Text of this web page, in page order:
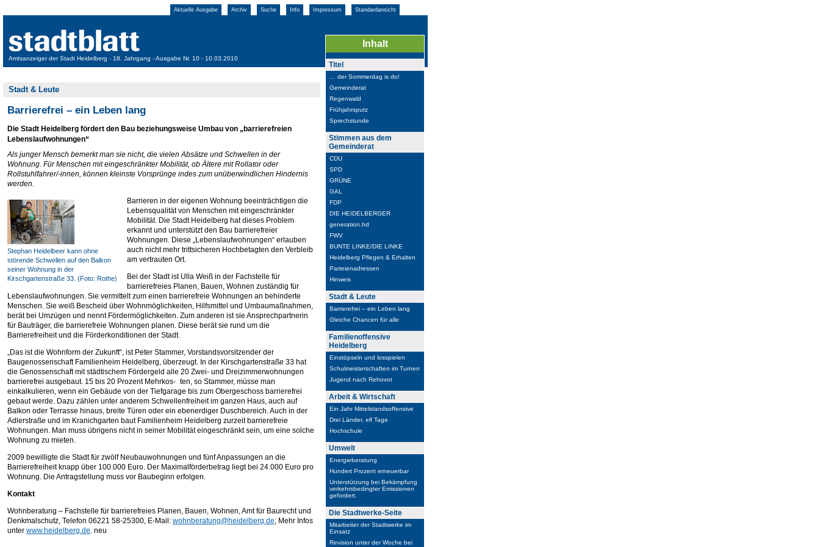
Aktuelle Ausgabe Archiv Suche Info Impressum Standardansicht
Amtsanzeiger der Stadt Heidelberg - 18. Jahrgang - Ausgabe Nr. 10 - 10.03.2010
Stadt & Leute
Barrierefrei – ein Leben lang
Die Stadt Heidelberg fördert den Bau beziehungsweise Umbau von „barrierefreien
Lebenslaufwohnungen“
Als junger Mensch bemerkt man sie nicht, die vielen Absätze und Schwellen in der
Wohnung. Für Menschen mit eingeschränkter Mobilität, ob Ältere mit Rollator oder
Rollstuhlfahrer/-innen, können kleinste Vorsprünge indes zum unüberwindlichen Hindernis
werden.
Stephan Heidelbeer kann ohne
störende Schwellen auf den Balkon
seiner Wohnung in der
Kirschgartenstraße 33. (Foto: Rothe)
Barrieren in der eigenen Wohnung beeinträchtigen die
Lebensqualität von Menschen mit eingeschränkter
Mobilität. Die Stadt Heidelberg hat dieses Problem
erkannt und unterstützt den Bau barrierefreier
Wohnungen. Diese „Lebenslaufwohnungen“ erlauben
auch nicht mehr trittsicheren Hochbetagten den Verbleib
am vertrauten Ort.
Bei der Stadt ist Ulla Weiß in der Fachstelle für
barrierefreies Planen, Bauen, Wohnen zuständig für
Lebenslaufwohnungen. Sie vermittelt zum einen barrierefreie Wohnungen an behinderte
Menschen. Sie weiß Bescheid über Wohnmöglichkeiten, Hilfsmittel und Umbaumaßnahmen,
berät bei Umzügen und nennt Fördermöglichkeiten. Zum anderen ist sie Ansprechpartnerin
für Bauträger, die barrierefreie Wohnungen planen. Diese berät sie rund um die
Barrierefreiheit und die Förderkonditionen der Stadt.
„Das ist die Wohnform der Zukunft“, ist Peter Stammer, Vorstandsvorsitzender der
Baugenossenschaft Familienheim Heidelberg, überzeugt. In der Kirschgartenstraße 33 hat
die Genossenschaft mit städtischem Fördergeld alle 20 Zwei- und Dreizimmerwohnungen
barrierefrei ausgebaut. 15 bis 20 Prozent Mehrkos- ten, so Stammer, müsse man
einkalkulieren, wenn ein Gebäude von der Tiefgarage bis zum Obergeschoss barrierefrei
gebaut werde. Dazu zählen unter anderem Schwellenfreiheit im ganzen Haus, auch auf
Balkon oder Terrasse hinaus, breite Türen oder ein ebenerdiger Duschbereich. Auch in der
Adlerstraße und im Kranichgarten baut Familienheim Heidelberg zurzeit barrierefreie
Wohnungen. Man muss übrigens nicht in seiner Mobilität eingeschränkt sein, um eine solche
Wohnung zu mieten.
2009 bewilligte die Stadt für zwölf Neubauwohnungen und fünf Anpassungen an die
Barrierefreiheit knapp über 100.000 Euro. Der Maximalförderbetrag liegt bei 24.000 Euro pro
Wohnung. Die Antragstellung muss vor Baubeginn erfolgen.
Kontakt
Wohnberatung – Fachstelle für barrierefreies Planen, Bauen, Wohnen, Amt für Baurecht und
Denkmalschutz, Telefon 06221 58-25300, E-Mail: wohnberatung@heidelberg.de; Mehr Infos
unter www.heidelberg.de. neu
Inhalt
Titel
… der Sommerdag is do!
Gemeinderat
Regenwald
Frühjahrsputz
Sprechstunde
Stimmen aus dem
Gemeinderat
CDU
SPD
GRÜNE
GAL
FDP
DIE HEIDELBERGER
generation.hd
FWV
BUNTE LINKE/DIE LINKE
Heidelberg Pflegen & Erhalten
Parteienadressen
Hinweis
Stadt & Leute
Barrierefrei – ein Leben lang
Gleiche Chancen für alle
Familienoffensive
Heidelberg
Einstöpseln und losspielen
Schulmeisterschaften im Turnen
Jugend nach Rehovot
Arbeit & Wirtschaft
Ein Jahr Mittelstandsoffensive
Drei Länder, elf Tage
Hochschule
Umwelt
Energieberatung
Hundert Prozent erneuerbar
Unterstützung bei Bekämpfung
verkehrsbedingter Emissionen
gefordert.
Die Stadtwerke-Seite
Mitarbeiter der Stadtwerke im
Einsatz
Revision unter der Woche bei